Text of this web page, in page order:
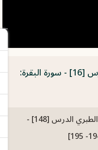
التعليق على تفسير الطبري الدرس [16] - سورة البقرة:
التعليق على تفسير الطبري الدرس [148] -